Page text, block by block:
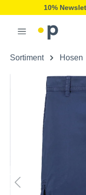
10%
Sortiment Hosen